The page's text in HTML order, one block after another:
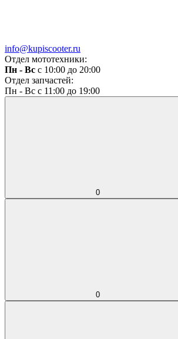
info@kupiscooter.ru
Отдел мототехники:
Пн - Вс с 10:00 до 20:00
Отдел запчастей:
Пн - Вс с 11:00 до 19:00
0
0